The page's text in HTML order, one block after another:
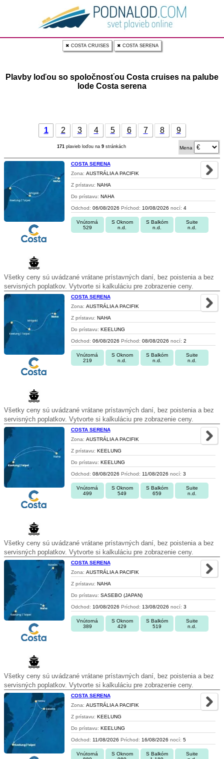
✖ COSTA CRUISES ✖ COSTA SERENA
Plavby loďou so spoločnosťou Costa cruises na palube
lode Costa serena
1 2 3 4 5 6 7 8 9
171plavieb loďou na 9stránkách Mena
COSTA SERENA
Zona: AUSTRÁLIA A PACIFIK
Z prístavu: NAHA
Do prístavu: NAHA
Odchod: 06/08/2026 Príchod: 10/08/2026 nocí: 4
Vnútorná
529
S Oknom
n.d.
S Balkóm
n.d.
Suite
n.d.
Všetky ceny sú uvádzané vrátane prístavných daní, bez poistenia a bez
servisných poplatkov. Vytvorte si kalkuláciu pre zobrazenie ceny.
COSTA SERENA
Zona: AUSTRÁLIA A PACIFIK
Z prístavu: NAHA
Do prístavu: KEELUNG
Odchod: 06/08/2026 Príchod: 08/08/2026 nocí: 2
Vnútorná
219
S Oknom
n.d.
S Balkóm
n.d.
Suite
n.d.
Všetky ceny sú uvádzané vrátane prístavných daní, bez poistenia a bez
servisných poplatkov. Vytvorte si kalkuláciu pre zobrazenie ceny.
COSTA SERENA
Zona: AUSTRÁLIA A PACIFIK
Z prístavu: KEELUNG
Do prístavu: KEELUNG
Odchod: 08/08/2026 Príchod: 11/08/2026 nocí: 3
Vnútorná
499
S Oknom
549
S Balkóm
659
Suite
n.d.
Všetky ceny sú uvádzané vrátane prístavných daní, bez poistenia a bez
servisných poplatkov. Vytvorte si kalkuláciu pre zobrazenie ceny.
COSTA SERENA
Zona: AUSTRÁLIA A PACIFIK
Z prístavu: NAHA
Do prístavu: SASEBO (JAPAN)
Odchod: 10/08/2026 Príchod: 13/08/2026 nocí: 3
Vnútorná
389
S Oknom
429
S Balkóm
519
Suite
n.d.
Všetky ceny sú uvádzané vrátane prístavných daní, bez poistenia a bez
servisných poplatkov. Vytvorte si kalkuláciu pre zobrazenie ceny.
COSTA SERENA
Zona: AUSTRÁLIA A PACIFIK
Z prístavu: KEELUNG
Do prístavu: KEELUNG
Odchod: 11/08/2026 Príchod: 16/08/2026 nocí: 5
Vnútorná
S Oknom
S Balkóm
Suite